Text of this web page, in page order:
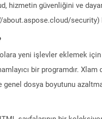
hizmetin güvenliğini ve
about.aspose.cloud/security)
yeni işlevler eklemek
bir programdır.
genel dosya boyutunu